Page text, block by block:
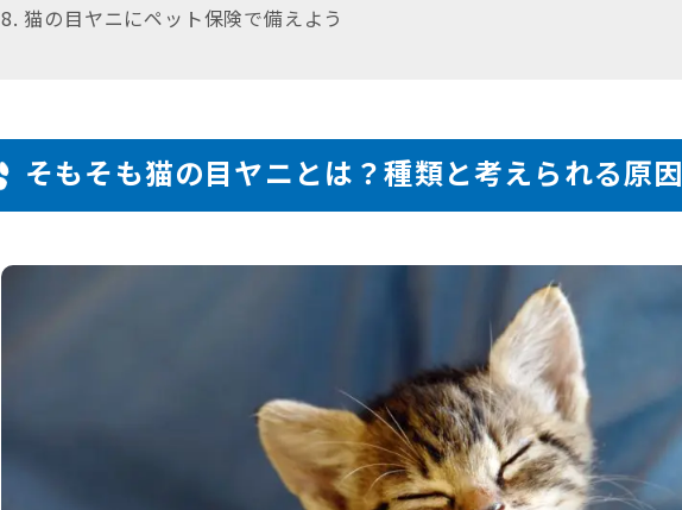
8. 猫の目ヤニにペット保険で備えよう
そもそも猫の目ヤニとは？種類と考えられる原因